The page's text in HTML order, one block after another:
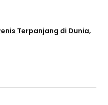
Terpanjang di Dunia,